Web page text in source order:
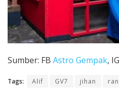
Sumber: FB Astro Gempak, IG
Tags: Alif GV7 jihan